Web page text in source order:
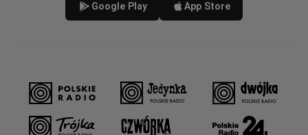
Google Play App Store